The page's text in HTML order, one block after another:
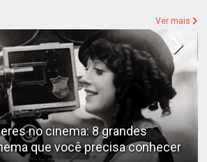
Ver mais
no cinema: 8 grandes
que você precisa conhecer